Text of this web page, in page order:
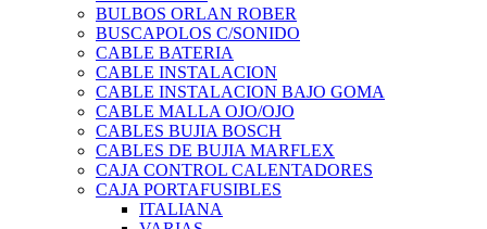
BULBOS ORLAN ROBER
BUSCAPOLOS C/SONIDO
CABLE BATERIA
CABLE INSTALACION
CABLE INSTALACION BAJO GOMA
CABLE MALLA OJO/OJO
CABLES BUJIA BOSCH
CABLES DE BUJIA MARFLEX
CAJA CONTROL CALENTADORES
CAJA PORTAFUSIBLES
ITALIANA